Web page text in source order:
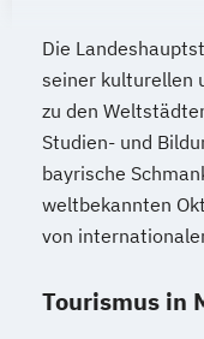
Die
seiner kulturellen
zu den
Studien- und
bayrische
weltbekannten
von
Tourismus in